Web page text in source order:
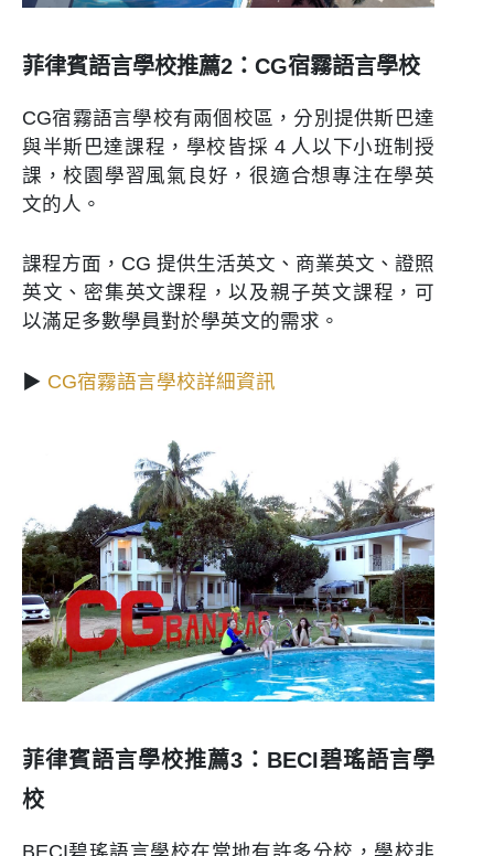
菲律賓語言學校推薦2：CG宿霧語言學校
CG宿霧語言學校有兩個校區，分別提供斯巴達
與半斯巴達課程，學校皆採 4 人以下小班制授
課，校園學習風氣良好，很適合想專注在學英
文的人。
課程方面，CG 提供生活英文、商業英文、證照
英文、密集英文課程，以及親子英文課程，可
以滿足多數學員對於學英文的需求。
▶ CG宿霧語言學校詳細資訊
菲律賓語言學校推薦3：BECI碧瑤語言學
校